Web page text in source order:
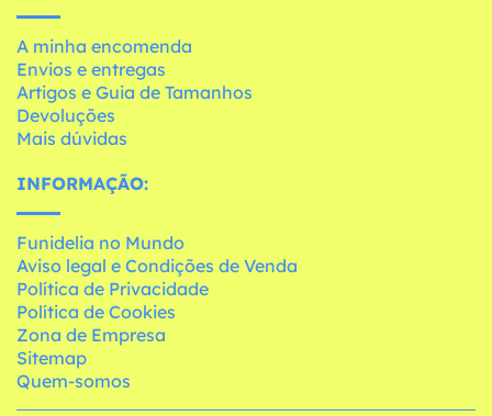
A minha encomenda
Envios e entregas
Artigos e Guia de Tamanhos
Devoluções
Mais dúvidas
INFORMAÇÃO:
Funidelia no Mundo
Aviso legal e Condições de Venda
Política de Privacidade
Política de Cookies
Zona de Empresa
Sitemap
Quem-somos